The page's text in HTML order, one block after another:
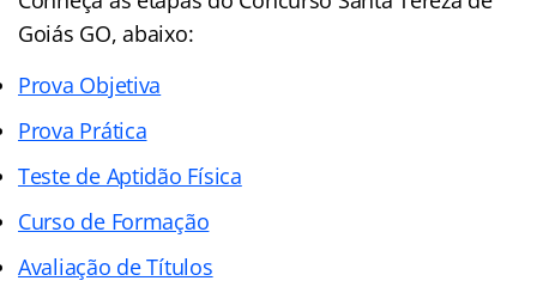
Goiás GO, abaixo:
Prova Objetiva
Prova Prática
Teste de Aptidão Física
Curso de Formação
Avaliação de Títulos